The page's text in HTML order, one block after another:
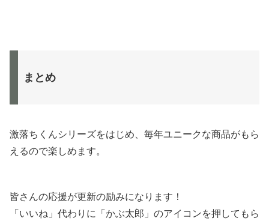
まとめ
激落ちくんシリーズをはじめ、毎年ユニークな商品がもら
えるので楽しめます。
皆さんの応援が更新の励みになります！
「いいね」代わりに「かぶ太郎」のアイコンを押してもら